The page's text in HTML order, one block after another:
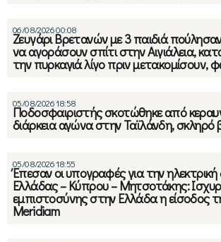
06/08/2026 00:08
Ζευγάρι Βρετανών με 3 παιδιά
να αγοράσουν σπίτι στην Αιγιάλεια,
την πυρκαγιά λίγο πριν μετακομίσουν,
05/08/2026 18:58
Ποδοσφαιριστής σκοτώθηκε από
διάρκεια αγώνα στην Ταϊλάνδη, σκληρό
05/08/2026 18:55
Έπεσαν οι υπογραφές για την
Ελλάδας – Κύπρου – Μητσοτάκης:
εμπιστοσύνης στην Ελλάδα η είσοδος
Meridiam